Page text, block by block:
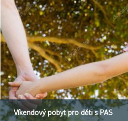
Víkendový pobyt pro děti s PAS